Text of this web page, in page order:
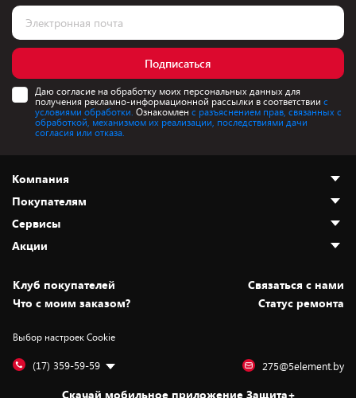
Подписаться
Даю согласие на обработку моих персональных данных для
получения рекламно-информационной рассылки в соответствии с
условиями обработки. Ознакомлен с разъяснением прав, связанных с
обработкой, механизмом их реализации, последствиями дачи
согласия или отказа.
Компания
О нас
Адреса магазинов
Новости
Статьи и обзоры
Вакансии
Дай пять добру!
Покупателям
Как сделать заказ
Оплата и доставка
Безналичный расчёт
Обмен и возврат товара
Обработка персональных данных
Подарочные карты
Сервисы
Установка техники
Для игровых консолей
Для мобильных устройств
Для компьютеров
Акции
Скидки и промокоды
Белорусские товары
Бонусы
Оплата частями
Клуб покупателей
Cвязаться с нами
Что с моим заказом?
Статус ремонта
Выбор настроек Cookie
(17) 359-59-59 275@5element.by
Скачай мобильное приложение Защита+